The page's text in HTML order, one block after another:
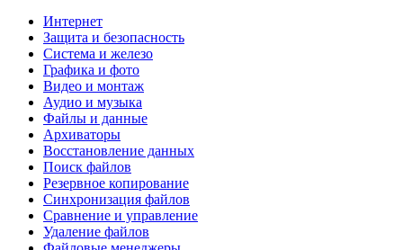
Интернет
Защита и безопасность
Система и железо
Графика и фото
Видео и монтаж
Аудио и музыка
Файлы и данные
Архиваторы
Восстановление данных
Поиск файлов
Резервное копирование
Синхронизация файлов
Сравнение и управление
Удаление файлов